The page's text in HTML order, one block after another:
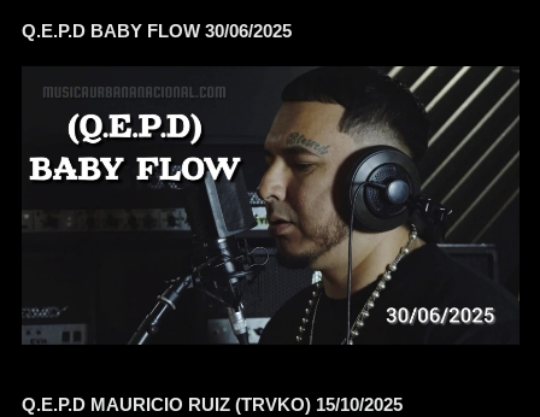
Q.E.P.D BABY FLOW 30/06/2025
Q.E.P.D MAURICIO RUIZ (TRVKO) 15/10/2025